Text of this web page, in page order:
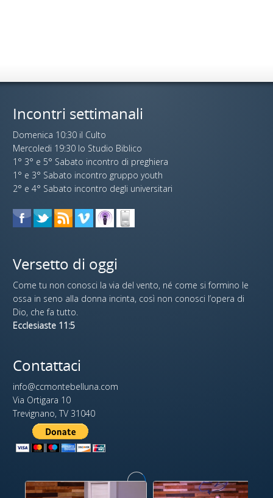
Incontri settimanali
Domenica 10:30 il Culto
Mercoledi 19:30 lo Studio Biblico
1° 3° e 5° Sabato incontro di preghiera
1° e 3° Sabato incontro gruppo youth
2° e 4° Sabato incontro degli universitari
Versetto di oggi
Come tu non conosci la via del vento, né come si formino le
ossa in seno alla donna incinta, così non conosci l’opera di
Dio, che fa tutto.
Ecclesiaste 11:5
Contattaci
info@ccmontebelluna.com
Via Ortigara 10
Trevignano, TV 31040